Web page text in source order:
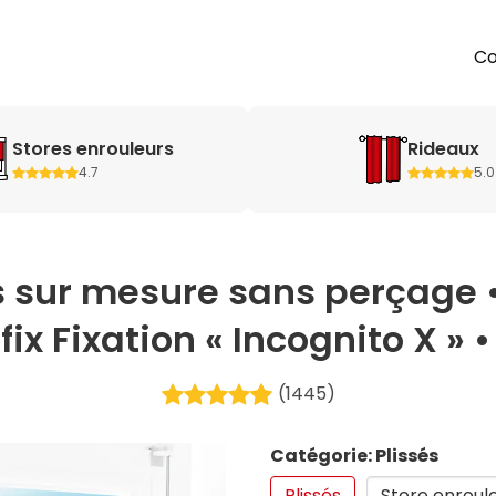
Stores enrouleurs
4.7
Rideaux
5.0
mesure sans perçage
Fixation « Incognito X »
(1445)
Catégorie: Plissés